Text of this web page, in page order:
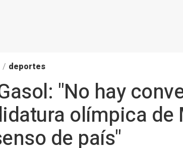
/ deportes
"No hay
olímpica de
de país"